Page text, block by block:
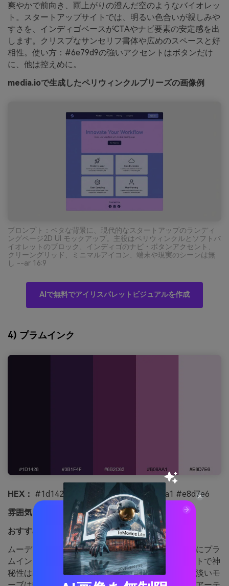
爽やかで前向き、雨上がりの澄んだ空のようなバイオレッ
ト。スタートアップサイトでは、明るい色合いが親しみや
すさを、インディゴベースがCTAやナビ要素の安定感を出
します。クリスプなサンセリフ書体や広めのスペースと好
相性。使い方：#6e79d9の強いアクセントはボタンだけ
に、他は控えめに。
media.ioで生成したペリウィンクルブリーズの画像例
プロンプト：ベタな背景に、現代的なスタートアップのランディ
ングページ2D UI モックアップ。主役はペリウィンクルとソフトバ
イオレットのブロック、インディゴのナビ・ボタンアクセント、
クリーングリッド、ミニマルアイコン、端末や現実のシーンは無
し --ar 16:9
AIで無料でアイリスパレットビジュアルを作成
4) プラムインク
HEX： #1d1428 #3b1f4f #6b2c63 #b06aa1 #e8d7e6
雰囲気：
ムーディー、洗練、エディトリアル
おすすめ用途：
ブックカバーやアルバムアート
ムーディーで洗練され、テクスチャーのある紙の上にプラ
ムインクを垂らしたような印象。本やアルバムアートで神
秘性は出したいけど可読性も重視したい時に最適。淡いモ